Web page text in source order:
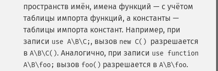
пространств имён, имена функций — с учётом
таблицы импорта функций, а константы —
таблицы импорта констант. Например, при
записи use A\B\C;, вызов new C() разрешается
в A\B\C(). Аналогично, при записи use function
A\B\foo; вызов foo() разрешается в A\B\foo.